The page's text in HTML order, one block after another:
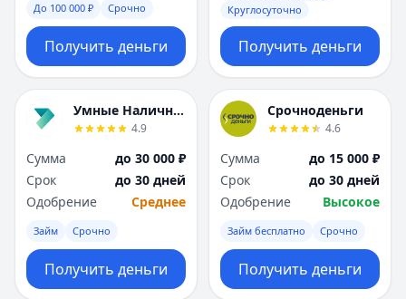
До 100 000 ₽ Срочно
Получить деньги
Круглосуточно
Получить деньги
Умные Наличные
4.9
Сумма
до 30 000 ₽
Срок
до 30 дней
Одобрение
Среднее
Займ Срочно
Получить деньги
Срочноденьги
4.6
Сумма
до 15 000 ₽
Срок
до 30 дней
Одобрение
Высокое
Займ бесплатно Срочно
Получить деньги